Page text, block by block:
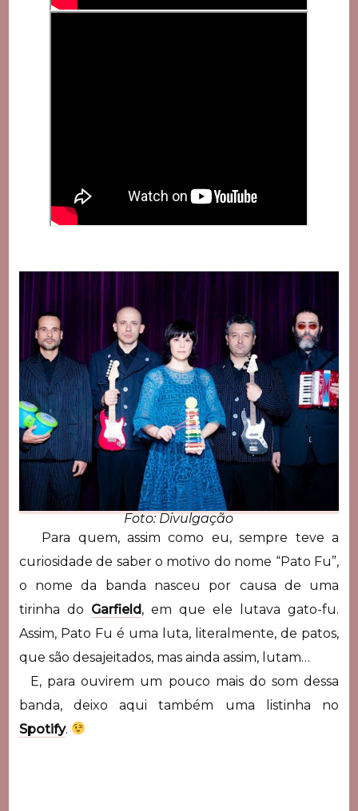
Foto: Divulgação
Para quem, assim como eu, sempre teve a
curiosidade de saber o motivo do nome “Pato Fu”,
o nome da banda nasceu por causa de uma
tirinha do Garfield, em que ele lutava gato-fu.
Assim, Pato Fu é uma luta, literalmente, de patos,
que são desajeitados, mas ainda assim, lutam…
E, para ouvirem um pouco mais do som dessa
banda, deixo aqui também uma listinha no
Spotify.